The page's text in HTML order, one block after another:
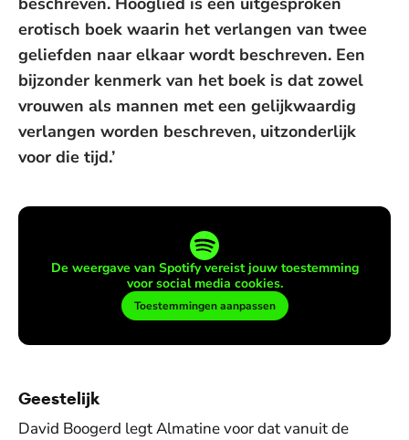
erotisch boek waarin het verlangen van twee
geliefden naar elkaar wordt beschreven. Een
bijzonder kenmerk van het boek is dat zowel
vrouwen als mannen met een gelijkwaardig
verlangen worden beschreven, uitzonderlijk
voor die tijd.’
De weergave van Spotify vereist jouw toestemming
voor social media cookies.
Toestemmingen aanpassen
Geestelijk
David Boogerd legt Almatine voor dat vanuit de